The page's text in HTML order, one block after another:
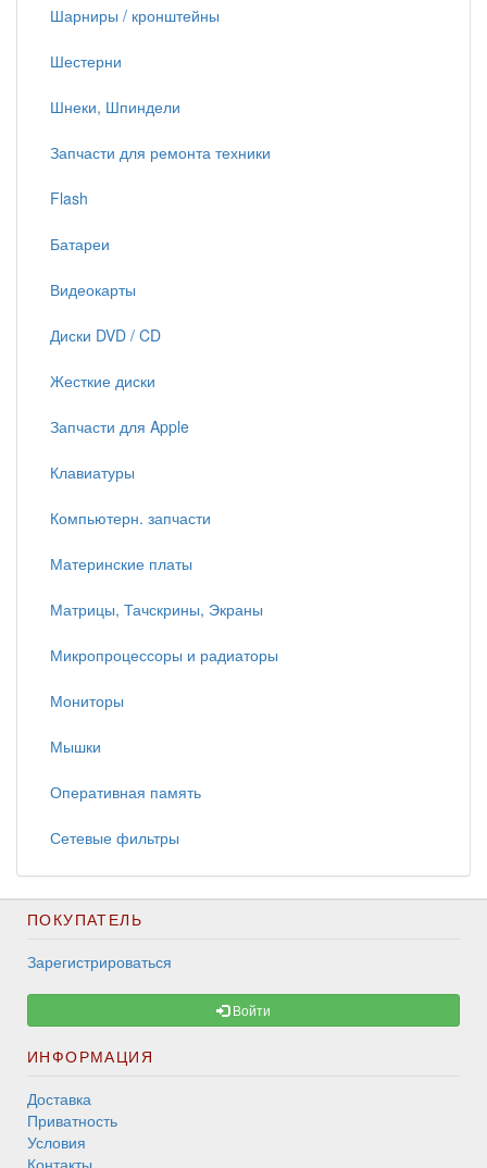
Шарниры / кронштейны
Шестерни
Шнеки, Шпиндели
Запчасти для ремонта техники
Flash
Батареи
Видеокарты
Диски DVD / CD
Жесткие диски
Запчасти для Apple
Клавиатуры
Компьютерн. запчасти
Материнские платы
Матрицы, Тачскрины, Экраны
Микропроцессоры и радиаторы
Мониторы
Мышки
Оперативная память
Сетевые фильтры
ПОКУПАТЕЛЬ
Зарегистрироваться
Войти
ИНФОРМАЦИЯ
Доставка
Приватность
Условия
Контакты